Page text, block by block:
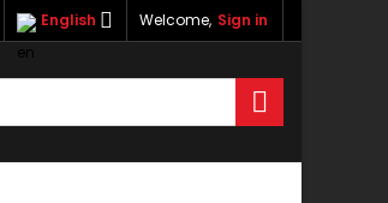
Welcome, Sign in
English 
